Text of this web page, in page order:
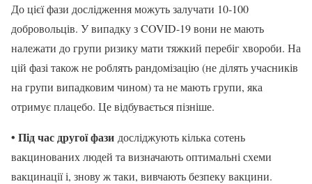
До цієї фази дослідження можуть залучати 10-100
добровольців. У випадку з COVID-19 вони не мають
належати до групи ризику мати тяжкий перебіг хвороби. На
цій фазі також не роблять рандомізацію (не ділять учасників
на групи випадковим чином) та не мають групи, яка
отримує плацебо. Це відбувається пізніше.
• Під час другої фази досліджують кілька сотень
вакцинованих людей та визначають оптимальні схеми
вакцинації і, знову ж таки, вивчають безпеку вакцини.